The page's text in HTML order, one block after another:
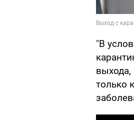
"В
выхода,
только